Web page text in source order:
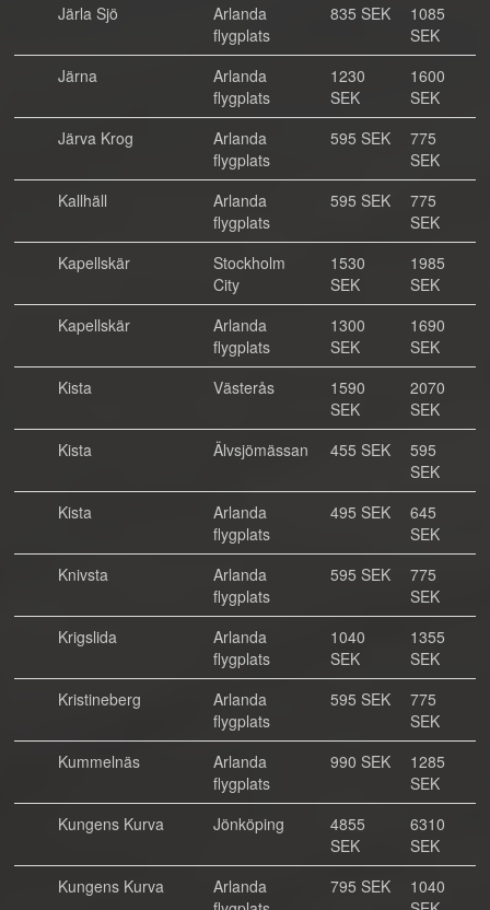
Järla Sjö
Arlanda
flygplats
835 SEK
1085
SEK
Järna
Arlanda
flygplats
1230
SEK
1600
SEK
Järva Krog
Arlanda
flygplats
595 SEK
775
SEK
Kallhäll
Arlanda
flygplats
595 SEK
775
SEK
Kapellskär
Stockholm
City
1530
SEK
1985
SEK
Kapellskär
Arlanda
flygplats
1300
SEK
1690
SEK
Kista
Västerås
1590
SEK
2070
SEK
Kista
Älvsjömässan 455 SEK
595
SEK
Kista
Arlanda
flygplats
495 SEK
645
SEK
Knivsta
Arlanda
flygplats
595 SEK
775
SEK
Krigslida
Arlanda
flygplats
1040
SEK
1355
SEK
Kristineberg
Arlanda
flygplats
595 SEK
775
SEK
Kummelnäs
Arlanda
flygplats
990 SEK
1285
SEK
Kungens Kurva
Jönköping
4855
SEK
6310
SEK
Kungens Kurva
Arlanda
795 SEK
1040